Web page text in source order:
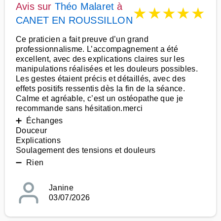
Avis sur Théo Malaret à
CANET EN ROUSSILLON★★★★★
Ce praticien a fait preuve d’un grand
professionnalisme. L’accompagnement a été
excellent, avec des explications claires sur les
manipulations réalisées et les douleurs possibles.
Les gestes étaient précis et détaillés, avec des
effets positifs ressentis dès la fin de la séance.
Calme et agréable, c’est un ostéopathe que je
recommande sans hésitation.merci
➕ Échanges
Douceur
Explications
Soulagement des tensions et douleurs
➖ Rien
Janine
03/07/2026